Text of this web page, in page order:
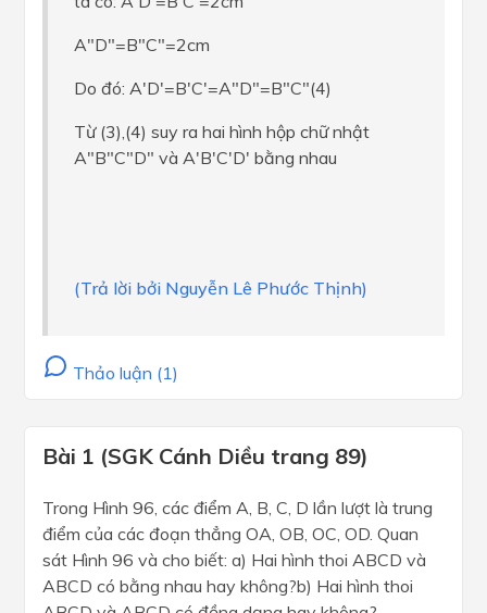
A"D"=B"C"=2cm
Do đó: A'D'=B'C'=A"D"=B"C"(4)
Từ (3),(4) suy ra hai hình hộp chữ nhật
A"B"C"D" và A'B'C'D' bằng nhau
(Trả lời bởi Nguyễn Lê Phước Thịnh)
Thảo luận (1)
Bài 1 (SGK Cánh Diều trang 89)
Trong Hình 96, các điểm A, B, C, D lần lượt là trung
điểm của các đoạn thẳng OA, OB, OC, OD. Quan
sát Hình 96 và cho biết: a) Hai hình thoi ABCD và
ABCD có bằng nhau hay không?b) Hai hình thoi